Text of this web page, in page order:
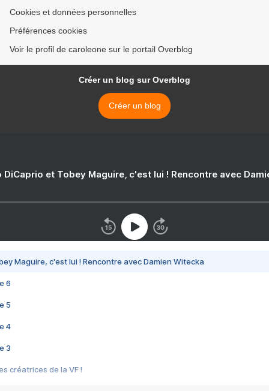
Cookies et données personnelles
Préférences cookies
Voir le profil de caroleone sur le portail Overblog
Créer un blog sur Overblog
Créer un blog
DiCaprio et Tobey Maguire, c'est lui ! Rencontre avec
Maguire, c'est lui ! Rencontre avec Damien Witecka
6
5
4
3
créatrices de la VF !